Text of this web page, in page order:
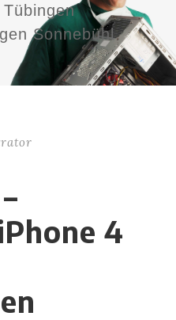
Sonnebühl
4